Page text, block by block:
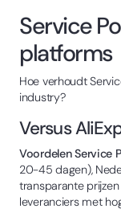
Service
platforms
Hoe verhoudt
industry?
Versus
Voordelen Service
20-45 dagen),
transparante
leveranciers met